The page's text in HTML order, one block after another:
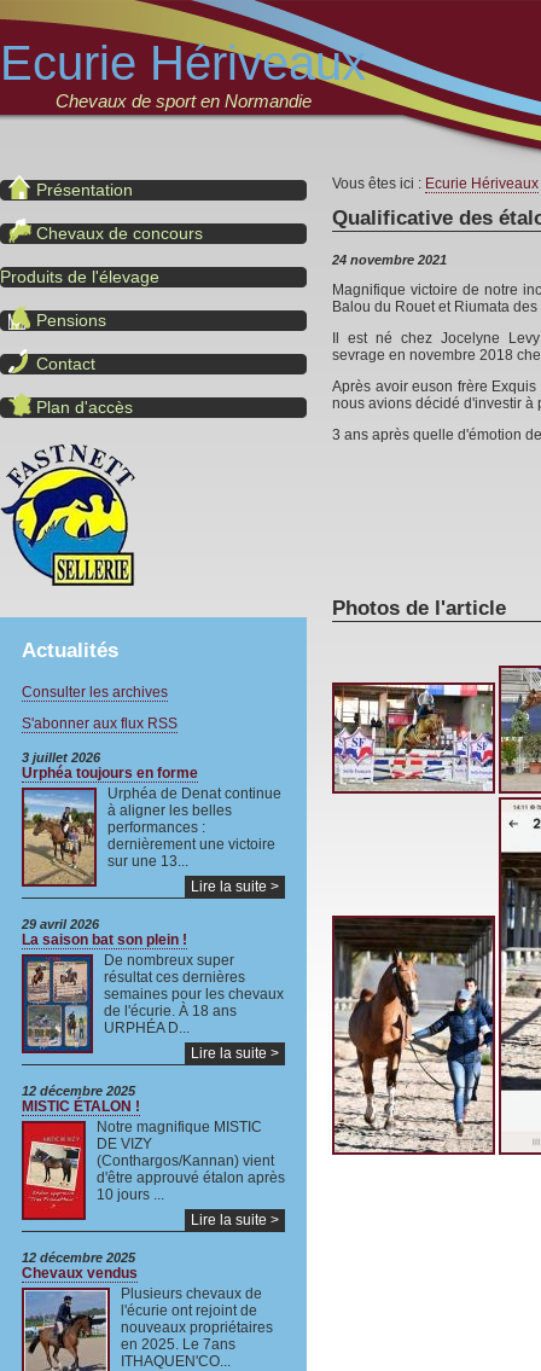
Ecurie Hériveaux
Chevaux de sport en Normandie
Présentation
Chevaux de concours
Produits de l'élevage
Pensions
Contact
Plan d'accès
Actualités
Consulter les archives
S'abonner aux flux RSS
3 juillet 2026
Urphéa toujours en forme
Urphéa de Denat continue
à aligner les belles
performances :
dernièrement une victoire
sur une 13...
Lire la suite >
29 avril 2026
La saison bat son plein !
De nombreux super
résultat ces dernières
semaines pour les chevaux
de l'écurie. À 18 ans
URPHÉA D...
Lire la suite >
12 décembre 2025
MISTIC ÉTALON !
Notre magnifique MISTIC
DE VIZY
(Conthargos/Kannan) vient
d'être approuvé étalon après
10 jours ...
Lire la suite >
12 décembre 2025
Chevaux vendus
Plusieurs chevaux de
l'écurie ont rejoint de
nouveaux propriétaires
en 2025. Le 7ans
ITHAQUEN'CO...
Vous êtes ici : Ecurie Hériveaux
Qualificative des
24 novembre 2021
Magnifique victoire de notre
Balou du Rouet et Riumata
Il est né chez Jocelyne
sevrage en novembre 2018
Après avoir euson frère
nous avions décidé d'investir
3 ans après quelle d'émotion
Photos de l'article